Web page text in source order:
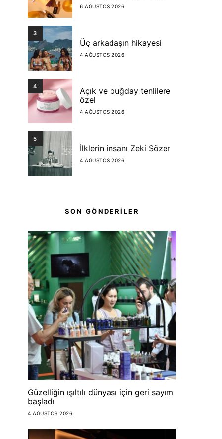
6 AĞUSTOS 2026
3
Üç arkadaşın hikayesi
4 AĞUSTOS 2026
4
Açık ve buğday tenlilere
özel
4 AĞUSTOS 2026
5
İlklerin insanı Zeki Sözer
4 AĞUSTOS 2026
SON GÖNDERİLER
Güzelliğin ışıltılı dünyası için geri sayım
başladı
4 AĞUSTOS 2026